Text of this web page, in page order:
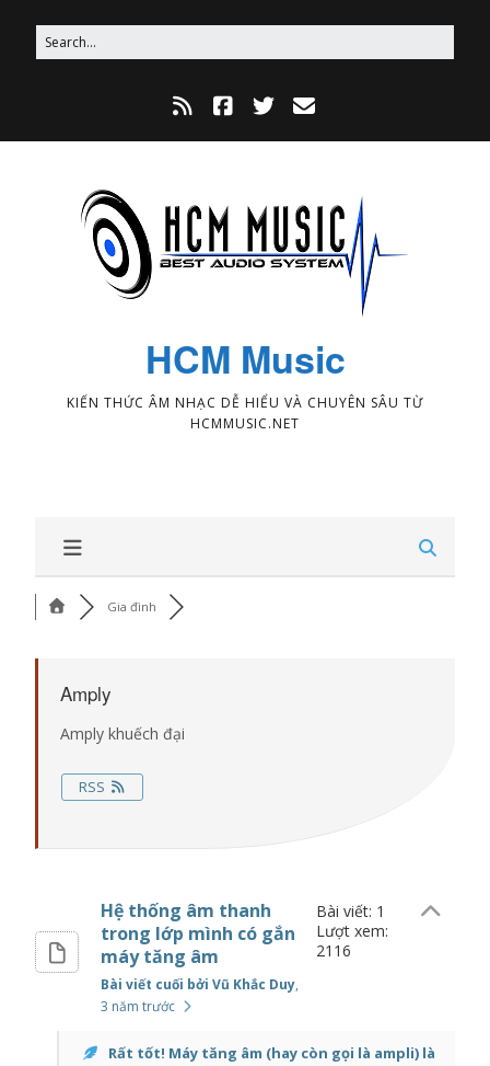
HCM Music
KIẾN THỨC ÂM NHẠC DỄ HIỂU VÀ CHUYÊN SÂU TỪ
HCMMUSIC.NET
Gia đình
Amply
Amply khuếch đại
RSS
Hệ thống âm thanh
trong lớp mình có gắn
máy tăng âm
Bài viết cuối bởi Vũ Khắc Duy,
3 năm trước
Bài viết: 1
Lượt xem:
2116
Rất tốt! Máy tăng âm (hay còn gọi là ampli) là